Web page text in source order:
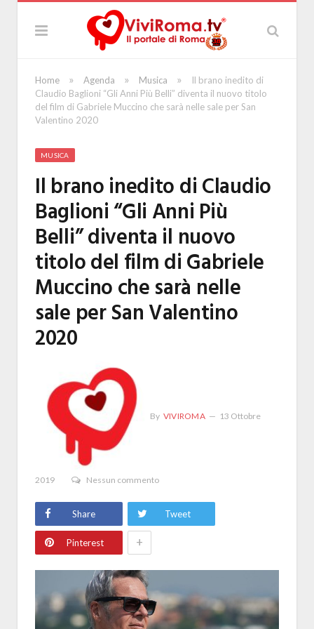
Home » Agenda » Musica »
Il brano inedito di
Claudio Baglioni “Gli Anni Più Belli” diventa il nuovo titolo
del film di Gabriele Muccino che sarà nelle sale per San
Valentino 2020
MUSICA
Il brano inedito di Claudio
Baglioni “Gli Anni Più
Belli” diventa il nuovo
titolo del film di Gabriele
Muccino che sarà nelle
sale per San Valentino
2020
By VIVIROMA 13 Ottobre
2019 Nessun commento
Share Tweet
Pinterest +